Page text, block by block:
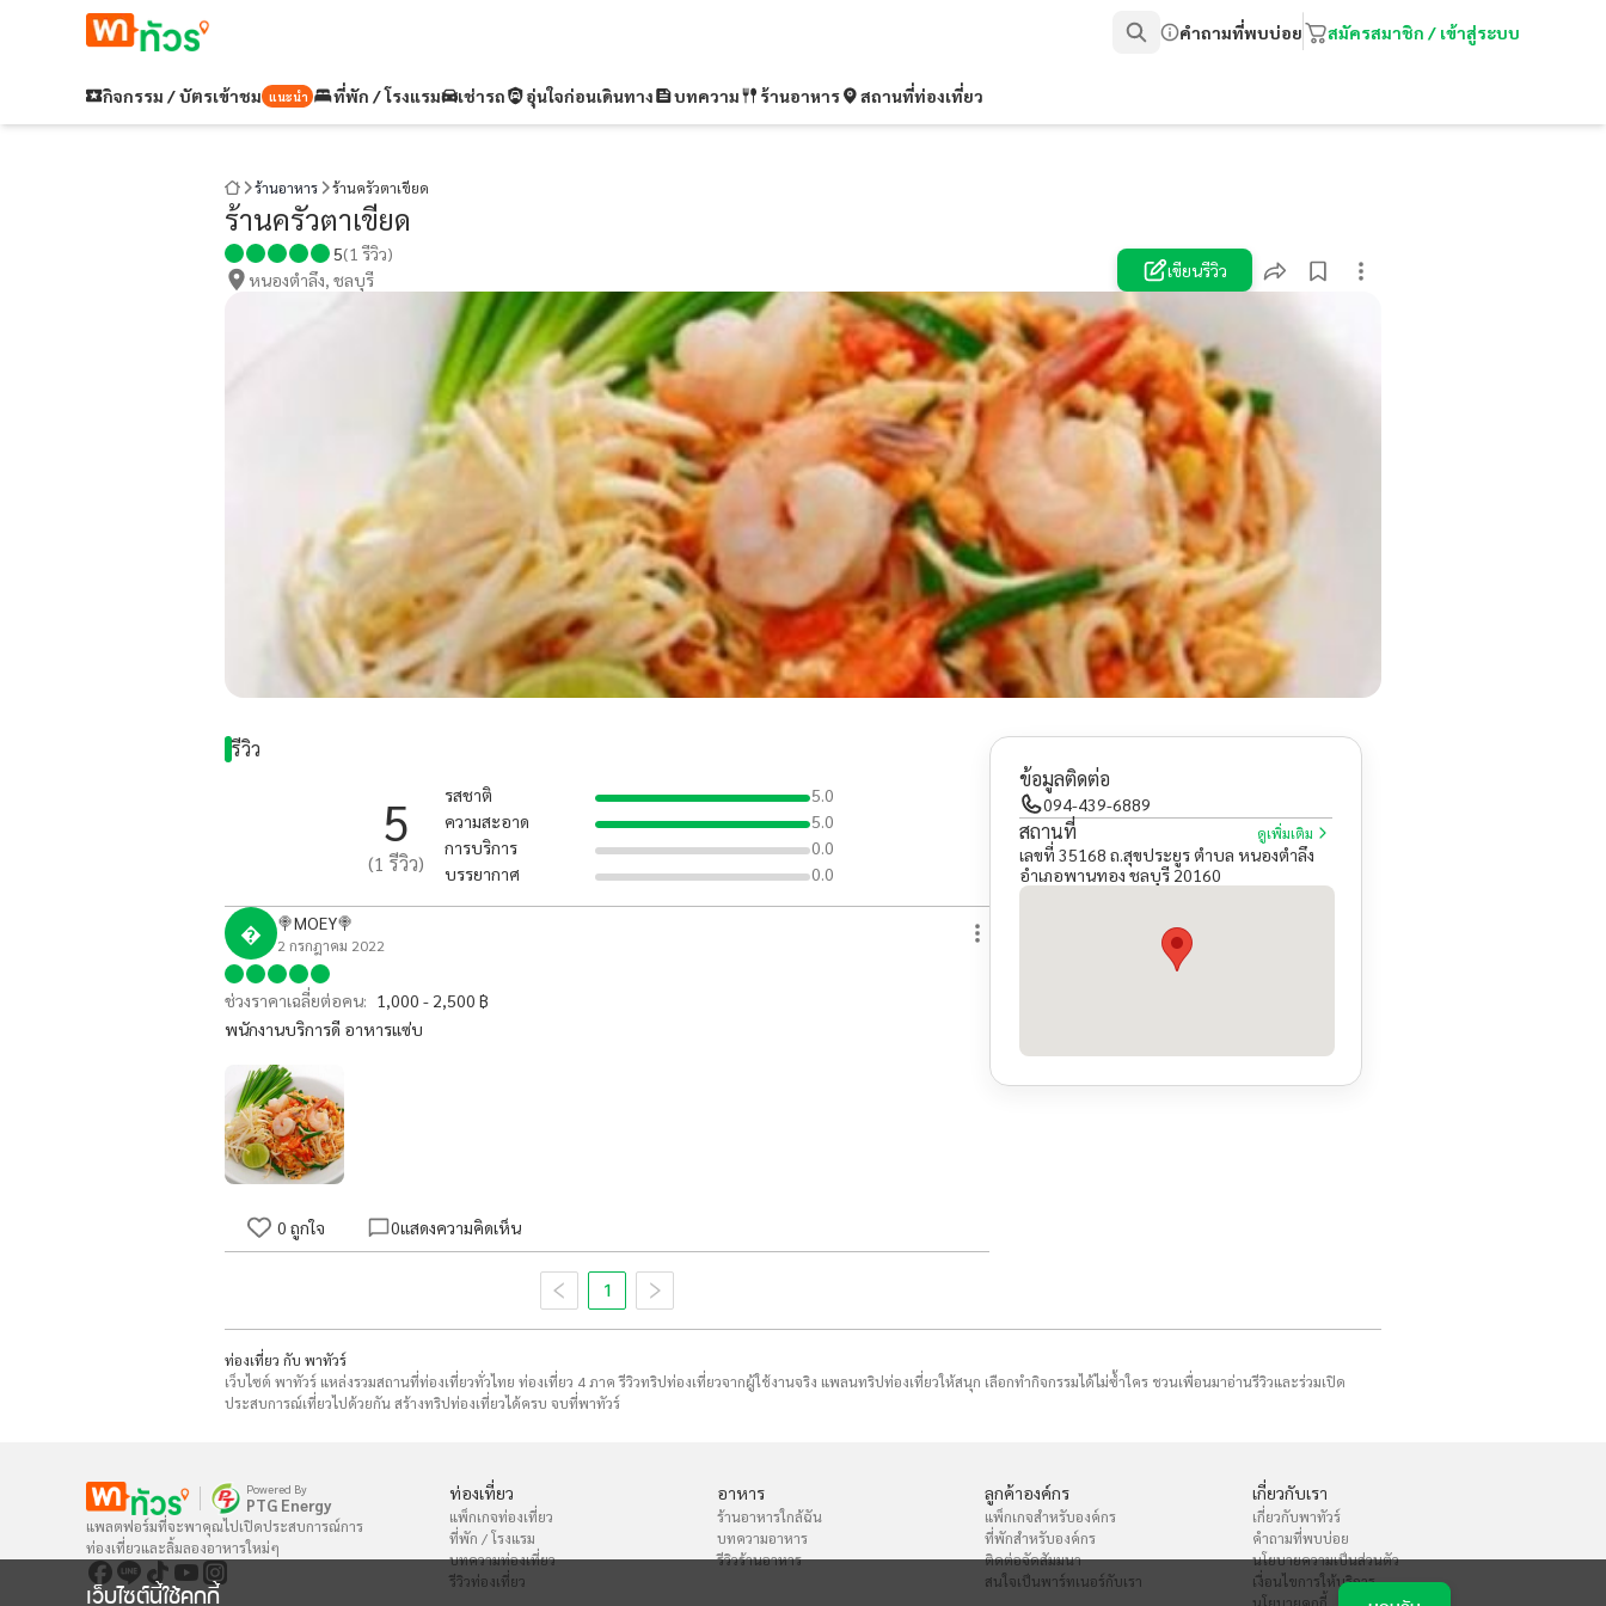
คำถามที่พบบ่อย สมัครสมาชิก / เข้าสู่ระบบ
กิจกรรม / บัตรเข้าชม แนะนำ ที่พัก / โรงแรม เช่ารถ อุ่นใจก่อนเดินทาง บทความ ร้านอาหาร สถานที่ท่องเที่ยว
เว็บไซต์นี้ใช้คุกกี้
ร้านอาหาร ร้านครัวตาเขียด
ร้านครัวตาเขียด
5(1 รีวิว)
หนองตำลึง, ชลบุรี
เขียนรีวิว
รีวิว
5
(1 รีวิว)
รสชาติ
5.0
ความสะอาด
5.0
การบริการ
0.0
บรรยากาศ
0.0
 🍭MOEY🍭
2 กรกฎาคม 2022
ช่วงราคาเฉลี่ยต่อคน: 1,000 - 2,500 ฿
พนักงานบริการดี อาหารแซ่บ
0 ถูกใจ 0แสดงความคิดเห็น
1
ข้อมูลติดต่อ
094-439-6889
สถานที่ ดูเพิ่มเติม
เลขที่ 35168 ถ.สุขประยูร ตำบล หนองตำลึง
อำเภอพานทอง ชลบุรี 20160
ท่องเที่ยว กับ พาทัวร์
เว็บไซต์ พาทัวร์ แหล่งรวมสถานที่ท่องเที่ยวทั่วไทย ท่องเที่ยว 4 ภาค รีวิวทริปท่องเที่ยวจากผู้ใช้งานจริง แพลนทริปท่องเที่ยวให้สนุก เลือกทำกิจกรรมได้ไม่ซ้ำใคร ชวนเพื่อนมาอ่านรีวิวและร่วมเปิด
ประสบการณ์เที่ยวไปด้วยกัน สร้างทริปท่องเที่ยวได้ครบ จบที่พาทัวร์
Powered By
PTG Energy
แพลตฟอร์มที่จะพาคุณไปเปิดประสบการณ์การ
ท่องเที่ยวและลิ้มลองอาหารใหม่ๆ
ท่องเที่ยว
แพ็กเกจท่องเที่ยว
ที่พัก / โรงแรม
บทความท่องเที่ยว
รีวิวท่องเที่ยว
อาหาร
ร้านอาหารใกล้ฉัน
บทความอาหาร
รีวิวร้านอาหาร
ลูกค้าองค์กร
แพ็กเกจสำหรับองค์กร
ที่พักสำหรับองค์กร
ติดต่อจัดสัมมนา
สนใจเป็นพาร์ทเนอร์กับเรา
เกี่ยวกับเรา
เกี่ยวกับพาทัวร์
คำถามที่พบบ่อย
นโยบายความเป็นส่วนตัว
เงื่อนไขการให้บริการ